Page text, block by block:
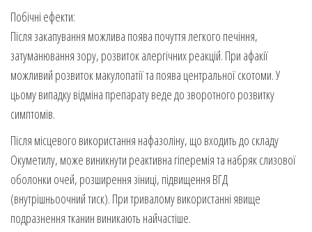
Побічні ефекти:
Після закапування можлива поява почуття легкого печіння,
затуманювання зору, розвиток алергічних реакцій. При афакії
можливий розвиток макулопатії та поява центральної скотоми. У
цьому випадку відміна препарату веде до зворотного розвитку
симптомів.
Після місцевого використання нафазоліну, що входить до складу
Окуметилу, може виникнути реактивна гіперемія та набряк слизової
оболонки очей, розширення зіниці, підвищення ВГД
(внутрішньоочний тиск). При тривалому використанні явище
подразнення тканин виникають найчастіше.